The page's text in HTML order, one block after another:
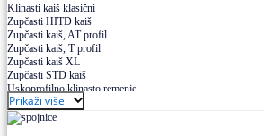
Klinasti kaiš klasični
Zupčasti HITD kaiš
Zupčasti kaiš, AT profil
Zupčasti kaiš, T profil
Zupčasti kaiš XL
Zupčasti STD kaiš
Uskoprofilno klinasto remenje
Uskoprofilno klinasto remenje spojeno
Uskoprofilno klinasto remenje XP extra power
Višekanalno remenje PJ,PK
Prikaži više